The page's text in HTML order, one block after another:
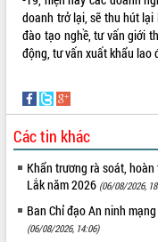
Hôm nay:
13991
Tất cả:
66026731
doanh trở lại, sẽ thu hút
đào tạo nghề, tư vấn giới
động, tư vấn xuất khẩu lao
Các tin khác
Khẩn trương rà soát,
Lắk năm 2026 (06/08/2026,
Ban Chỉ đạo An ninh
(06/08/2026, 14:06)